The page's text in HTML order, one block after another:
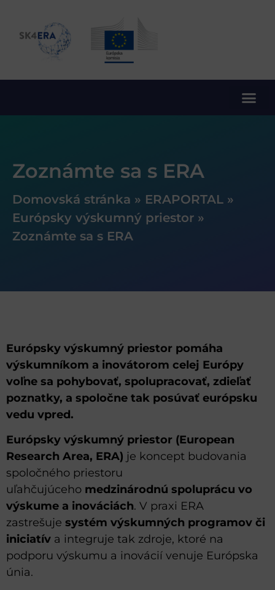
Zoznámte sa s ERA
Domovská stránka » ERAPORTAL »
Európsky výskumný priestor »
Zoznámte sa s ERA
Európsky výskumný priestor pomáha
výskumníkom a inovátorom celej Európy
voľne sa pohybovať, spolupracovať, zdieľať
poznatky, a spoločne tak posúvať európsku
vedu vpred.
Európsky výskumný priestor (European
Research Area, ERA) je koncept budovania
spoločného priestoru
uľahčujúceho medzinárodnú spoluprácu vo
výskume a inováciách. V praxi ERA
zastrešuje systém výskumných programov či
iniciatív a integruje tak zdroje, ktoré na
podporu výskumu a inovácií venuje Európska
únia.